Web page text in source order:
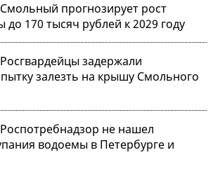
Смольный прогнозирует рост
до 170 тысяч рублей к 2029 году
Росгвардейцы задержали
залезть на крышу Смольного
Роспотребнадзор не нашел
водоемы в Петербурге и